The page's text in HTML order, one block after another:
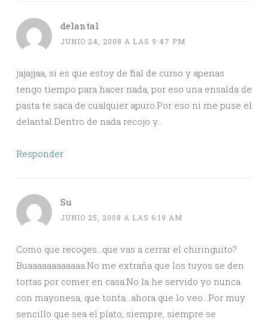
delantal
JUNIO 24, 2008 A LAS 9:47 PM
jajajjaa, si es que estoy de fial de curso y apenas
tengo tiempo para hacer nada, por eso una ensalda de
pasta te saca de cualquier apuro.Por eso ni me puse el
delantal.Dentro de nada recojo y…
Responder
Su
JUNIO 25, 2008 A LAS 6:19 AM
Como que recoges…que vas a cerrar el chiringuito?
Buaaaaaaaaaaaa.No me extraña que los tuyos se den
tortas por comer en casa.No la he servido yo nunca
con mayonesa, que tonta…ahora que lo veo…Por muy
sencillo que sea el plato, siempre, siempre se